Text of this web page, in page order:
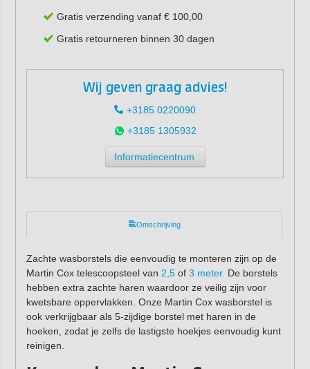
Gratis verzending vanaf € 100,00
Gratis retourneren binnen 30 dagen
Wij geven graag advies!
+3185 0220090
+3185 1305932
Informatiecentrum
Omschrijving
Zachte wasborstels die eenvoudig te monteren zijn op de
Martin Cox telescoopsteel van 2,5of 3 meter. De borstels
hebben extra zachte haren waardoor ze veilig zijn voor
kwetsbare oppervlakken. Onze Martin Cox wasborstel is
ook verkrijgbaar als 5-zijdige borstel met haren in de
hoeken, zodat je zelfs de lastigste hoekjes eenvoudig kunt
reinigen.